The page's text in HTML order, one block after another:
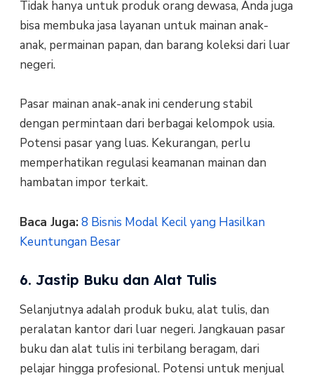
Tidak hanya untuk produk orang dewasa, Anda juga
bisa membuka jasa layanan untuk mainan anak-
anak, permainan papan, dan barang koleksi dari luar
negeri.
Pasar mainan anak-anak ini cenderung stabil
dengan permintaan dari berbagai kelompok usia.
Potensi pasar yang luas. Kekurangan, perlu
memperhatikan regulasi keamanan mainan dan
hambatan impor terkait.
Baca Juga:8 Bisnis Modal Kecil yang Hasilkan
Keuntungan Besar
6. Jastip Buku dan Alat Tulis
Selanjutnya adalah produk buku, alat tulis, dan
peralatan kantor dari luar negeri. Jangkauan pasar
buku dan alat tulis ini terbilang beragam, dari
pelajar hingga profesional. Potensi untuk menjual